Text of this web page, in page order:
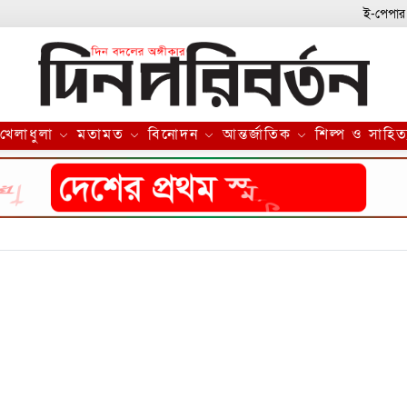
ই-পেপার
খেলাধুলা মতামত বিনোদন আন্তর্জাতিক শিল্প ও